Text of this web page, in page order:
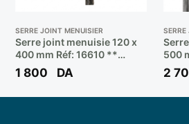
SERRE JOINT MENUISIER
Serre joint menuisie 120 x
400 mm Réf: 16610 **
FIXTOP
1 800 DA
500 mm Réf: 012405 **
2